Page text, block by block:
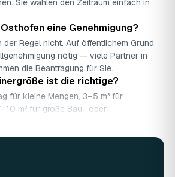
Sie wählen den Zeitraum einfach in
eine Genehmigung?
der Regel nicht. Auf öffentlichem Grund
nötig — viele Partner in
die Beantragung für Sie.
ist die richtige?
für kleine Mengen, 3–5 m³ für
m³ für große Bau- oder
und was nicht?
Sondermüll wie Asbest braucht eine